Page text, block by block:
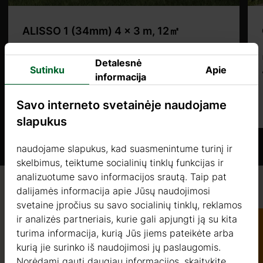
ALISSO 1 (34mm) 4 x 3 m, 12㎡
Kaina nuo
2095 €
Daugiau
Kokybė / garantija / konsultacijos
Kokybė
Sutinku
Detalesnė
informacija
Apie
Savo interneto svetainėje naudojame
slapukus
naudojame slapukus, kad suasmenintume turinį ir
skelbimus, teiktume socialinių tinklų funkcijas ir
analizuotume savo informacijos srautą. Taip pat
dalijamės informacija apie Jūsų naudojimosi
svetaine įpročius su savo socialinių tinklų, reklamos
ir analizės partneriais, kurie gali apjungti ją su kita
turima informacija, kurią Jūs jiems pateikėte arba
kurią jie surinko iš naudojimosi jų paslaugomis.